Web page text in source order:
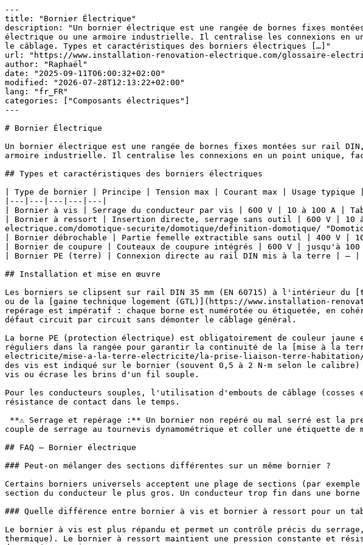
---
title: "Bornier Électrique"
description: "Un bornier électrique est une rangée de bornes fixes
électrique ou une armoire industrielle. Il centralise les connexions en
le câblage. Types et caractéristiques des borniers électriques […]"
url: "https://www.installation-renovation-electrique.com/glossaire-
author: "Raphaël"
date: "2025-09-11T06:00:32+02:00"
modified: "2026-07-28T12:13:22+02:00"
lang: "fr_FR"
categories: ["Composants électriques"]
---
# Bornier Électrique
Un bornier électrique est une rangée de bornes fixes montées sur rail
armoire industrielle. Il centralise les connexions en un point unique,
## Types et caractéristiques des borniers électriques
| Type de bornier | Principe | Tension max | Courant max | Usage typique |
|---|---|---|---|---|
| Bornier à vis | Serrage du conducteur par vis | 600 V | 10 à 100 A |
| Bornier à ressort | Insertion directe, serrage sans outil | 600 V | 10 à
electrique.com/domotique-securite/domotique/definition-domotique/
| Bornier débrochable | Partie femelle extractible sans outil | 400 V |
| Bornier de coupure | Couteaux de coupure intégrés | 600 V | jusqu'à
| Bornier PE (terre) | Connexion directe au rail DIN mis à la terre | —
## Installation et mise en œuvre
Les borniers se clipsent sur rail DIN 35 mm (EN 60715) à l'intérieur
ou de la [gaine technique logement (GTL)](https://www.installation-
repérage est impératif : chaque borne est numérotée ou étiquetée, en
défaut circuit par circuit sans démonter le câblage général.
La borne PE (protection électrique) est obligatoirement de couleur
réguliers dans la rangée pour garantir la continuité de la [mise à la
electricite/mise-a-la-terre-electricite/la-prise-liaison-terre-habitation/
des vis est indiqué sur le bornier (souvent 0,5 à 2 N·m selon le
vis ou écrase les brins d'un fil souple.
Pour les conducteurs souples, l'utilisation d'embouts de câblage
résistance de contact dans le temps.
couple de serrage au tournevis dynamométrique et coller une étiquette de
## FAQ — Bornier électrique
### Peut-on mélanger des sections différentes sur un même bornier ?
Certains borniers universels acceptent une plage de sections (par
section du conducteur le plus gros. Un conducteur trop fin dans une
### Quelle différence entre bornier à vis et bornier à ressort pour un
Le bornier à vis est plus répandu et permet un contrôle précis du
thermique). Le bornier à ressort maintient une pression constante et